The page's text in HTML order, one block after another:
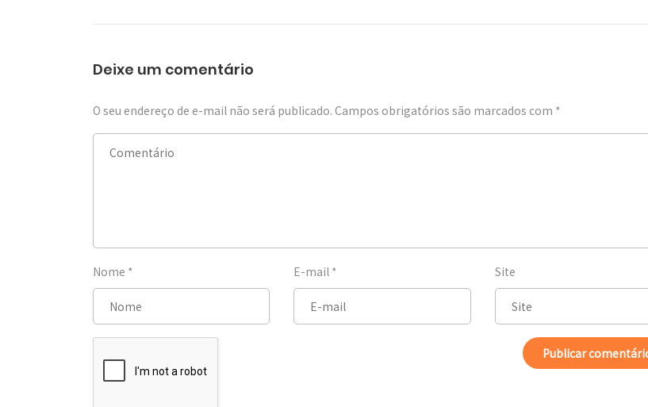
Deixe um comentário
O seu endereço de e-mail não será publicado. Campos obrigatórios são marcados com *
Nome * E-mail * Site